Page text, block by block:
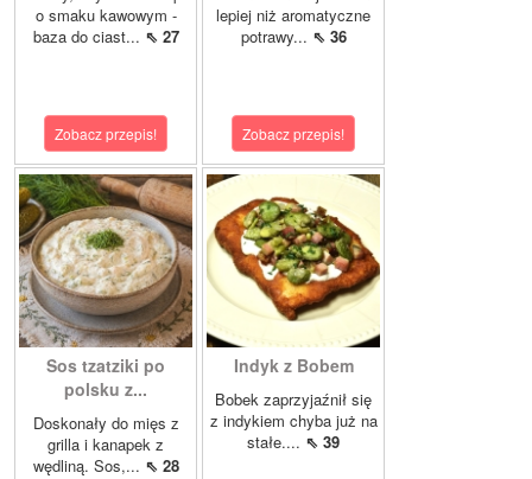
o smaku kawowym -
baza do ciast... ⇖ 27
Zobacz przepis!
lepiej niż aromatyczne
potrawy... ⇖ 36
Zobacz przepis!
Sos tzatziki po
polsku z...
Doskonały do mięs z
grilla i kanapek z
wędliną. Sos,... ⇖ 28
Indyk z Bobem
Bobek zaprzyjaźnił się
z indykiem chyba już na
stałe.... ⇖ 39